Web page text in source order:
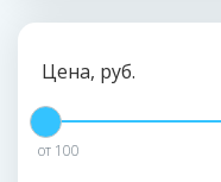
Цена, руб.
от 100